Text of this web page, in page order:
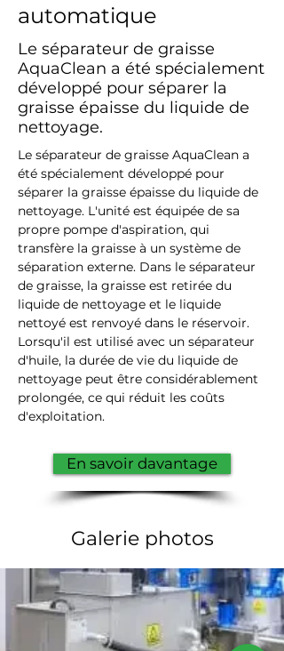
automatique
Le séparateur de graisse
AquaClean a été spécialement
développé pour séparer la
graisse épaisse du liquide de
nettoyage.
Le séparateur de graisse AquaClean a
été spécialement développé pour
séparer la graisse épaisse du liquide de
nettoyage. L'unité est équipée de sa
propre pompe d'aspiration, qui
transfère la graisse à un système de
séparation externe. Dans le séparateur
de graisse, la graisse est retirée du
liquide de nettoyage et le liquide
nettoyé est renvoyé dans le réservoir.
Lorsqu'il est utilisé avec un séparateur
d'huile, la durée de vie du liquide de
nettoyage peut être considérablement
prolongée, ce qui réduit les coûts
d'exploitation.
En savoir davantage
Galerie photos